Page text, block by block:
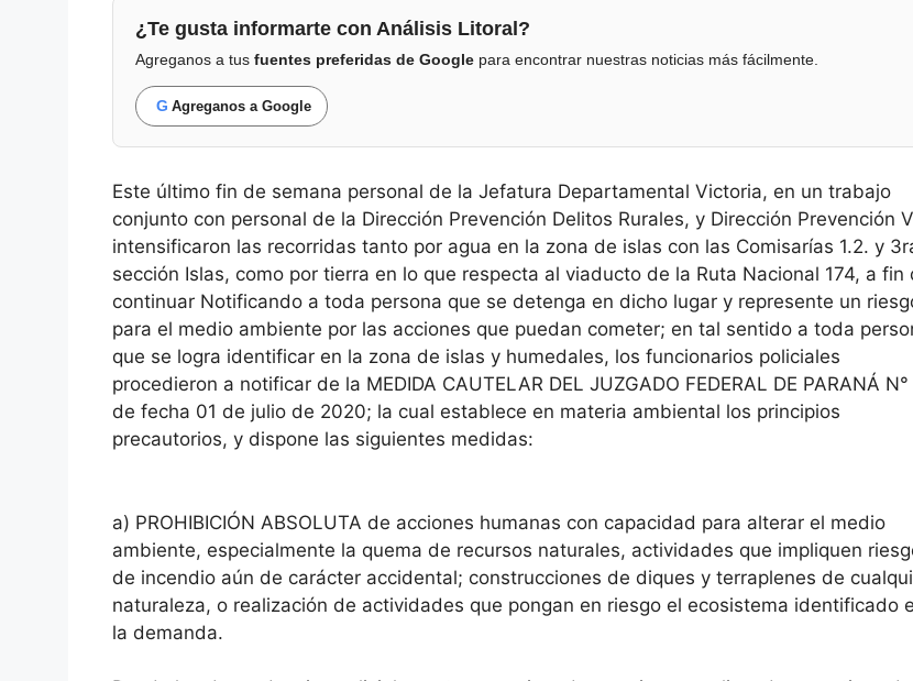
¿Te gusta informarte con Análisis Litoral?
Agreganos a tus fuentes preferidas de Google para encontrar nuestras noticias más fácilmente.
G Agreganos a Google
Este último fin de semana personal de la Jefatura Departamental Victoria, en un trabajo
conjunto con personal de la Dirección Prevención Delitos Rurales, y Dirección Prevención
intensificaron las recorridas tanto por agua en la zona de islas con las Comisarías 1.2. y
sección Islas, como por tierra en lo que respecta al viaducto de la Ruta Nacional 174, a fin
continuar Notificando a toda persona que se detenga en dicho lugar y represente un
para el medio ambiente por las acciones que puedan cometer; en tal sentido a toda
que se logra identificar en la zona de islas y humedales, los funcionarios policiales
procedieron a notificar de la MEDIDA CAUTELAR DEL JUZGADO FEDERAL DE PARANÁ N°
de fecha 01 de julio de 2020; la cual establece en materia ambiental los principios
precautorios, y dispone las siguientes medidas:
a) PROHIBICIÓN ABSOLUTA de acciones humanas con capacidad para alterar el medio
ambiente, especialmente la quema de recursos naturales, actividades que impliquen
de incendio aún de carácter accidental; construcciones de diques y terraplenes de
naturaleza, o realización de actividades que pongan en riesgo el ecosistema identificado
la demanda.